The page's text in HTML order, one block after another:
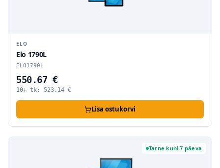
ELO
Elo 1790L
ELO1790L
550.67 €
10+ tk: 523.14 €
Lisa ostukorvi
Tarne kuni 7 päeva